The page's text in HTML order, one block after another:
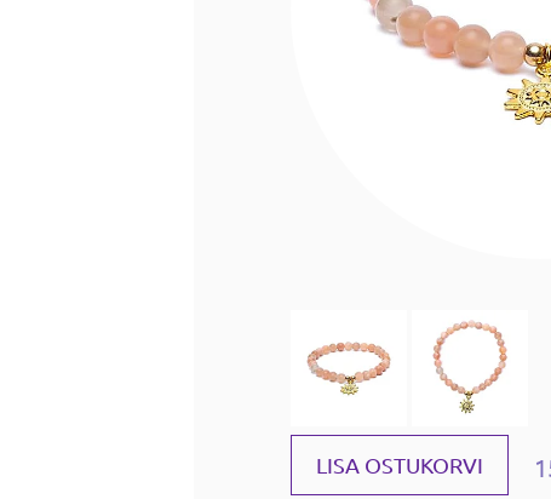
LISA OSTUKORVI